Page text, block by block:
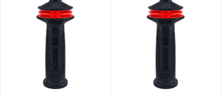
Najpredávanejšie